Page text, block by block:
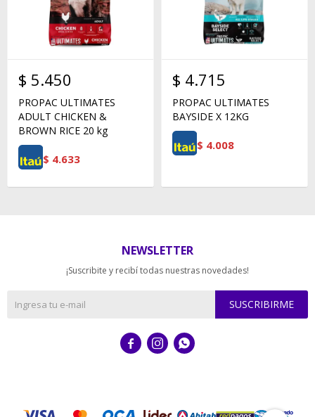
$ 5.450
PROPAC ULTIMATES
ADULT CHICKEN &
BROWN RICE 20 kg
$ 4.633
$ 4.715
PROPAC ULTIMATES
BAYSIDE X 12KG
$ 4.008
NEWSLETTER
¡Suscribite y recibí todas nuestras novedades!
SUSCRIBIRME
  